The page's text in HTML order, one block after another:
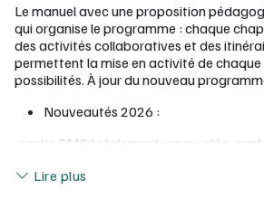
Le manuel avec une proposition
qui organise le programme : chaque
des activités collaboratives et des
permettent la mise en activité de
possibilités. À jour du nouveau
Nouveautés 2026 :
-partie EMC totalement renouvelée,
Lire plus